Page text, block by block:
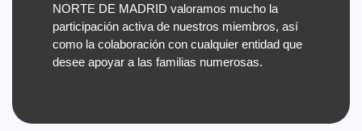
NORTE DE MADRID valoramos mucho la
participación activa de nuestros miembros, así
como la colaboración con cualquier entidad que
desee apoyar a las familias numerosas.